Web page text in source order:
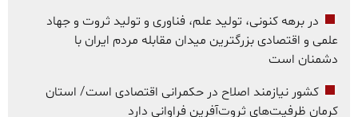
در برهه کنونی، تولید علم، فناوری و تولید ثروت و جهاد
علمی و اقتصادی بزرگترین میدان مقابله مردم ایران با
دشمنان است
کشور نیازمند اصلاح در حکمرانی اقتصادی است/ استان
کرمان ظرفیت‌های ثروت‌آفرین فراوانی دارد